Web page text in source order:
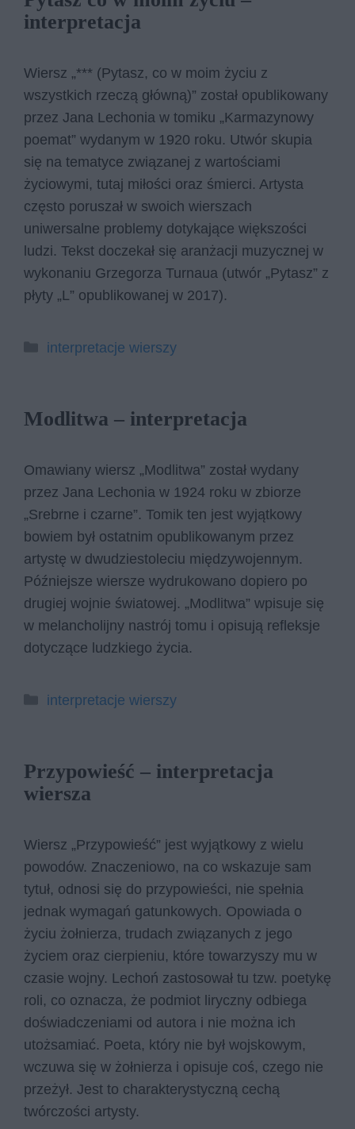
interpretacja
Wiersz „*** (Pytasz, co w moim życiu z
wszystkich rzeczą główną)” został opublikowany
przez Jana Lechonia w tomiku „Karmazynowy
poemat” wydanym w 1920 roku. Utwór skupia
się na tematyce związanej z wartościami
życiowymi, tutaj miłości oraz śmierci. Artysta
często poruszał w swoich wierszach
uniwersalne problemy dotykające większości
ludzi. Tekst doczekał się aranżacji muzycznej w
wykonaniu Grzegorza Turnaua (utwór „Pytasz” z
płyty „L” opublikowanej w 2017).
Kategorie
interpretacje wierszy
Modlitwa – interpretacja
Omawiany wiersz „Modlitwa” został wydany
przez Jana Lechonia w 1924 roku w zbiorze
„Srebrne i czarne”. Tomik ten jest wyjątkowy
bowiem był ostatnim opublikowanym przez
artystę w dwudziestoleciu międzywojennym.
Późniejsze wiersze wydrukowano dopiero po
drugiej wojnie światowej. „Modlitwa” wpisuje się
w melancholijny nastrój tomu i opisują refleksje
dotyczące ludzkiego życia.
Kategorie
interpretacje wierszy
Przypowieść – interpretacja
wiersza
Wiersz „Przypowieść” jest wyjątkowy z wielu
powodów. Znaczeniowo, na co wskazuje sam
tytuł, odnosi się do przypowieści, nie spełnia
jednak wymagań gatunkowych. Opowiada o
życiu żołnierza, trudach związanych z jego
życiem oraz cierpieniu, które towarzyszy mu w
czasie wojny. Lechoń zastosował tu tzw. poetykę
roli, co oznacza, że podmiot liryczny odbiega
doświadczeniami od autora i nie można ich
utożsamiać. Poeta, który nie był wojskowym,
wczuwa się w żołnierza i opisuje coś, czego nie
przeżył. Jest to charakterystyczną cechą
twórczości artysty.